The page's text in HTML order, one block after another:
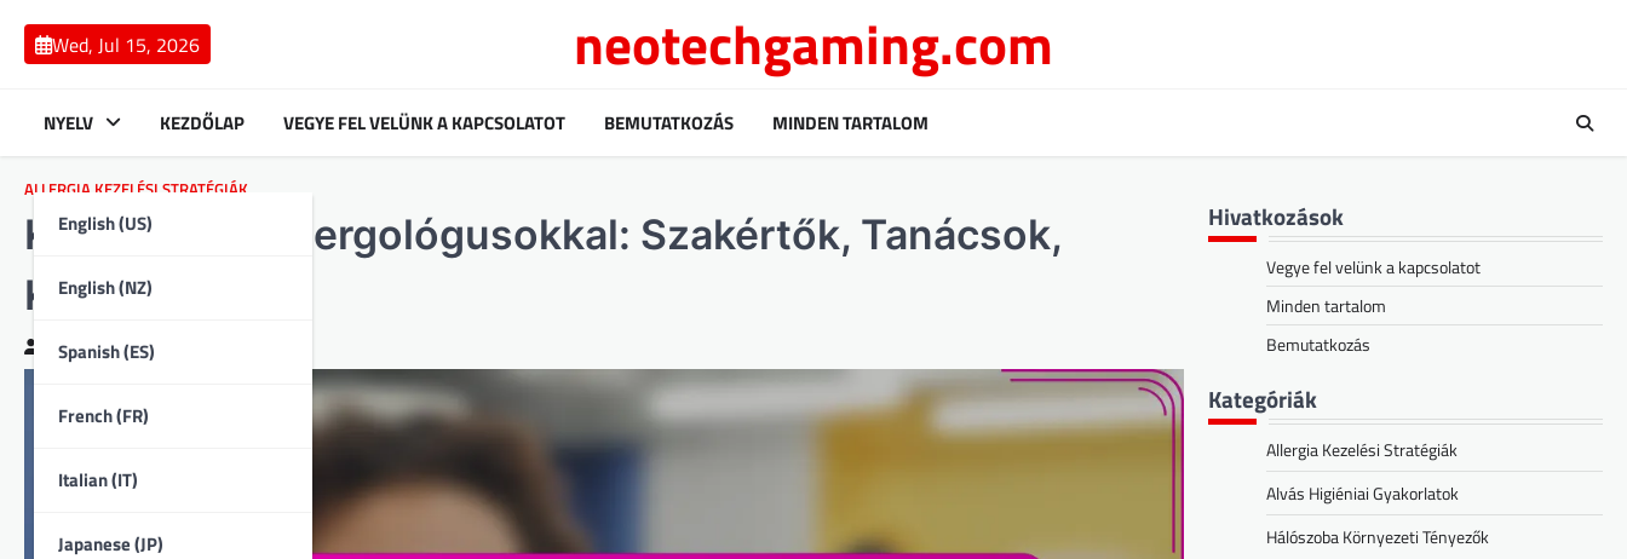
content
Wed, Jul 15, 2026 neotechgaming.com
NYELV
English (US)
English (NZ)
Spanish (ES)
French (FR)
Italian (IT)
Japanese (JP)
KEZDŐLAP VEGYE FEL VELÜNK A KAPCSOLATOT BEMUTATKOZÁS MINDEN TARTALOM
ALLERGIA KEZELÉSI STRATÉGIÁK
Konzultáció allergológusokkal: Szakértők, Tanácsok,
Kezelés
Clara Bennett
Hivatkozások
Vegye fel velünk a kapcsolatot
Minden tartalom
Bemutatkozás
Kategóriák
Allergia Kezelési Stratégiák
Alvás Higiéniai Gyakorlatok
Hálószoba Környezeti Tényezők